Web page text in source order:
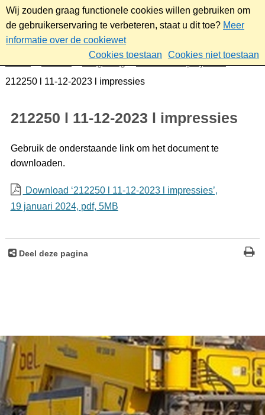
Wij zouden graag functionele cookies willen gebruiken om
de gebruikerservaring te verbeteren, staat u dit toe? Meer
informatie over de cookiewet
Cookies toestaan
Cookies niet toestaan
Omgeving
Plannen en projecten
212250 l 11-12-2023 l impressies
212250 l 11-12-2023 l impressies
Gebruik de onderstaande link om het document te
downloaden.
Download ‘212250 l 11-12-2023 l impressies’,
19 januari 2024, pdf, 5MB
Deel deze pagina